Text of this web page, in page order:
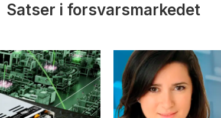
Satser i forsvarsmarkedet